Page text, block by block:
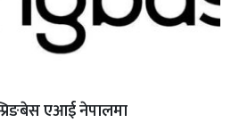
एआई नेपालमा